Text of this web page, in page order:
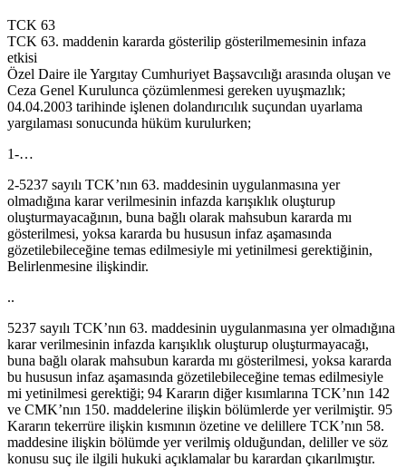
TCK 63
TCK 63. maddenin kararda gösterilip gösterilmemesinin infaza
etkisi
Özel Daire ile Yargıtay Cumhuriyet Başsavcılığı arasında oluşan ve
Ceza Genel Kurulunca çözümlenmesi gereken uyuşmazlık;
04.04.2003 tarihinde işlenen dolandırıcılık suçundan uyarlama
yargılaması sonucunda hüküm kurulurken;
1-…
2-5237 sayılı TCK’nın 63. maddesinin uygulanmasına yer
olmadığına karar verilmesinin infazda karışıklık oluşturup
oluşturmayacağının, buna bağlı olarak mahsubun kararda mı
gösterilmesi, yoksa kararda bu hususun infaz aşamasında
gözetilebileceğine temas edilmesiyle mi yetinilmesi gerektiğinin,
Belirlenmesine ilişkindir.
..
5237 sayılı TCK’nın 63. maddesinin uygulanmasına yer olmadığına
karar verilmesinin infazda karışıklık oluşturup oluşturmayacağı,
buna bağlı olarak mahsubun kararda mı gösterilmesi, yoksa kararda
bu hususun infaz aşamasında gözetilebileceğine temas edilmesiyle
mi yetinilmesi gerektiği; 94 Kararın diğer kısımlarına TCK’nın 142
ve CMK’nın 150. maddelerine ilişkin bölümlerde yer verilmiştir. 95
Kararın tekerrüre ilişkin kısmının özetine ve delillere TCK’nın 58.
maddesine ilişkin bölümde yer verilmiş olduğundan, deliller ve söz
konusu suç ile ilgili hukuki açıklamalar bu karardan çıkarılmıştır.